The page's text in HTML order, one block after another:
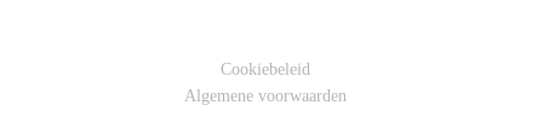
Cookiebeleid
Algemene voorwaarden